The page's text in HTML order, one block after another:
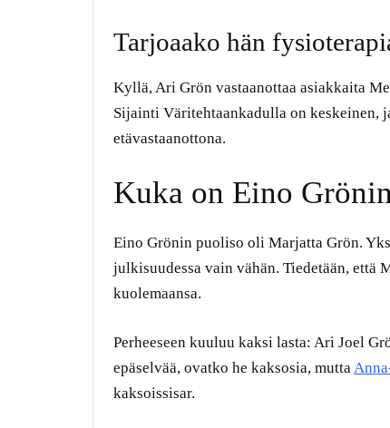
Tarjoaako hän
Kyllä, Ari Grön vastaanottaa asiakkaita
Sijainti Väritehtaankadulla on keskeinen,
etävastaanottona.
Kuka on Eino
Eino Grönin puoliso oli Marjatta Grön.
julkisuudessa vain vähän. Tiedetään, että
kuolemaansa.
Perheeseen kuuluu kaksi lasta: Ari Joel
epäselvää, ovatko he kaksosia, mutta
kaksoissisar.